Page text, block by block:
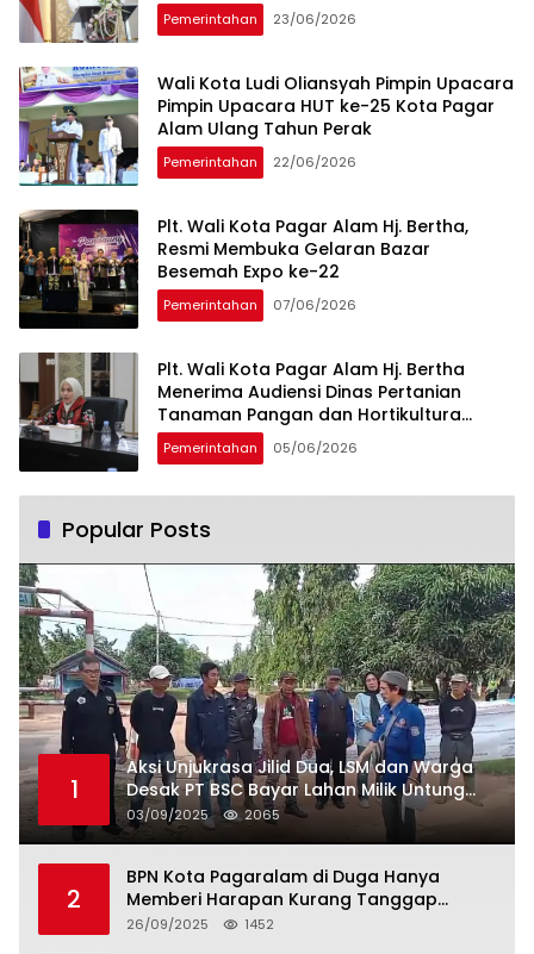
Pemerintahan 23/06/2026
Wali Kota Ludi Oliansyah Pimpin Upacara
Pimpin Upacara HUT ke-25 Kota Pagar
Alam Ulang Tahun Perak
Pemerintahan 22/06/2026
Plt. Wali Kota Pagar Alam Hj. Bertha,
Resmi Membuka Gelaran Bazar
Besemah Expo ke-22
Pemerintahan 07/06/2026
Plt. Wali Kota Pagar Alam Hj. Bertha
Menerima Audiensi Dinas Pertanian
Tanaman Pangan dan Hortikultura
Sumsel
Pemerintahan 05/06/2026
Popular Posts
1
Aksi Unjukrasa Jilid Dua, LSM dan Warga
Desak PT BSC Bayar Lahan Milik Untung
Suropati
03/09/2025 2065
2
BPN Kota Pagaralam di Duga Hanya
Memberi Harapan Kurang Tanggap
Terkait Sertifikat Tumpang Tindih
26/09/2025 1452